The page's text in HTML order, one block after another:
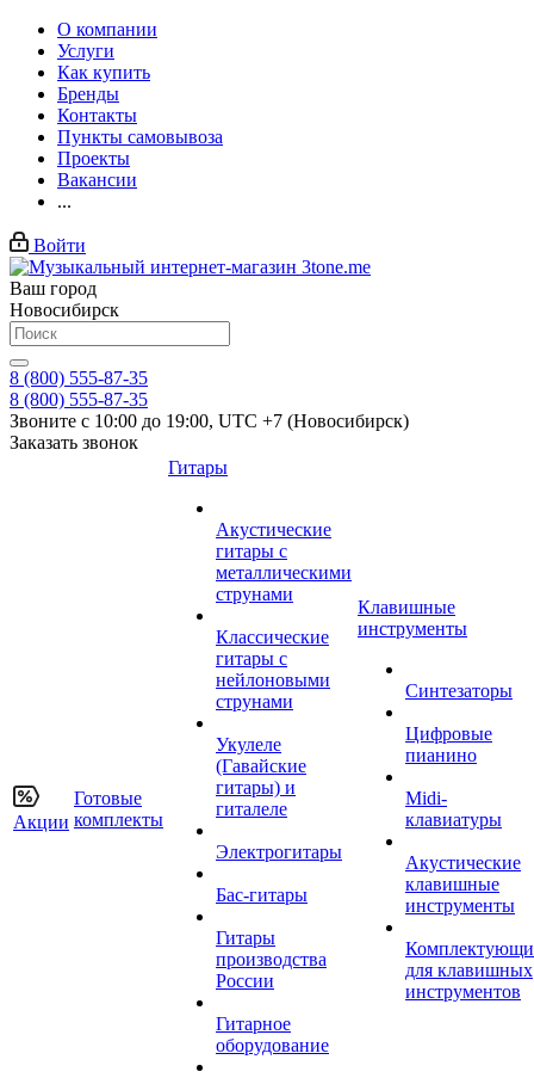
О компании
Услуги
Как купить
Бренды
Контакты
Пункты самовывоза
Проекты
Вакансии
...
Войти
Ваш город
Новосибирск
8 (800) 555-87-35
8 (800) 555-87-35
Звоните с 10:00 до 19:00, UTC +7 (Новосибирск)
Заказать звонок
Акции
Готовые
комплекты
Гитары
Акустические
гитары с
металлическими
струнами
Классические
гитары с
нейлоновыми
струнами
Укулеле
(Гавайские
гитары) и
гиталеле
Электрогитары
Бас-гитары
Гитары
производства
России
Гитарное
оборудование
Клавишные
инструменты
Синтезаторы
Цифровые
пианино
Midi-
клавиатуры
Акустические
клавишные
инструменты
для клавишных
инструментов